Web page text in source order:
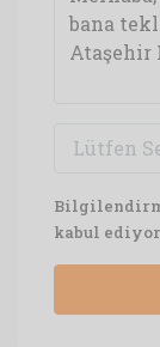
Lütfen
kabul